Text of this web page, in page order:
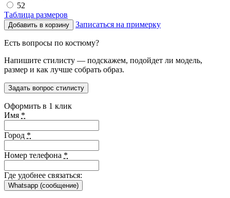
52
Таблица размеров
Добавить в корзину Записаться на примерку
Есть вопросы по костюму?
Напишите стилисту — подскажем, подойдет ли модель,
размер и как лучше собрать образ.
Задать вопрос стилисту
Оформить в 1 клик
Имя *
Город *
Номер телефона *
Где удобнее связаться:
Whatsapp (сообщение)